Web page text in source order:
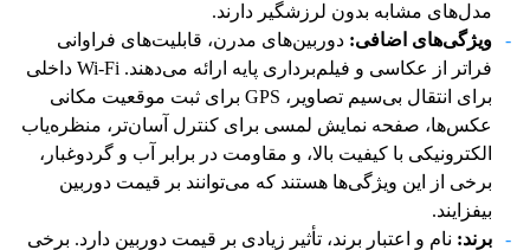
مدل‌های مشابه بدون لرزشگیر دارند.
ویژگی‌های اضافی: دوربین‌های مدرن، قابلیت‌های فراوانی
فراتر از عکاسی و فیلم‌برداری پایه ارائه می‌دهند. Wi-Fi داخلی
برای انتقال بی‌سیم تصاویر، GPS برای ثبت موقعیت مکانی
عکس‌ها، صفحه نمایش لمسی برای کنترل آسان‌تر، منظره‌یاب
الکترونیکی با کیفیت بالا، و مقاومت در برابر آب و گردوغبار،
برخی از این ویژگی‌ها هستند که می‌توانند بر قیمت دوربین
بیفزایند.
برند: نام و اعتبار برند، تأثیر زیادی بر قیمت دوربین دارد. برخی